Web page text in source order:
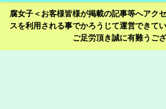
腐女子＜お客様皆様が掲載の記事等へアク
スを利用される事でかろうじて運営できて
ご足労頂き誠に有難うござ